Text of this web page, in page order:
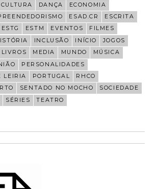
CULTURA DANÇA
ECONOMIA
ESAD.CR
ESCRITA
ESTG ESTM EVENTOS
FILMES
INCLUSÃO INÍCIO
JOGOS
LIVROS MEDIA MUNDO
MÚSICA
PERSONALIDADES
LEIRIA
PORTUGAL
RHCO
SENTADO NO MOCHO
SOCIEDADE
SÉRIES TEATRO